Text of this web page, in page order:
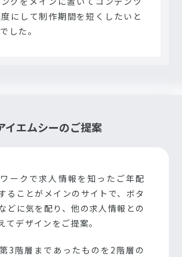
にして制作期間を短くしたいと
した。
イエムシーのご提案
ークで求人情報を知ったご年配
ることがメインのサイトで、ボタ
どに気を配り、他の求人情報との
てデザインをご提案。
3階層まであったものを2階層の